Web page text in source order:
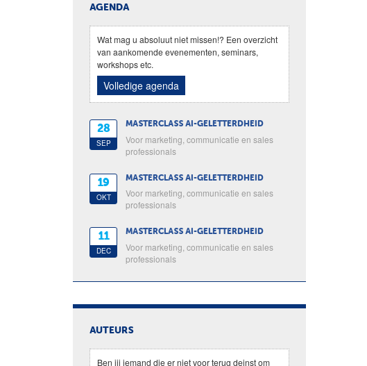
AGENDA
Wat mag u absoluut niet missen!? Een overzicht
van aankomende evenementen, seminars,
workshops etc.
Volledige agenda
28
SEP
MASTERCLASS AI-GELETTERDHEID
Voor marketing, communicatie en sales
professionals
19
OKT
MASTERCLASS AI-GELETTERDHEID
Voor marketing, communicatie en sales
professionals
11
DEC
MASTERCLASS AI-GELETTERDHEID
Voor marketing, communicatie en sales
professionals
AUTEURS
Ben jij iemand die er niet voor terug deinst om